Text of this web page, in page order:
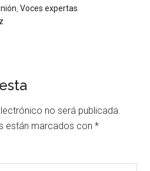
,Voces expertas
no será publicada.
están marcados con*